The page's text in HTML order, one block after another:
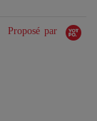
Proposé par